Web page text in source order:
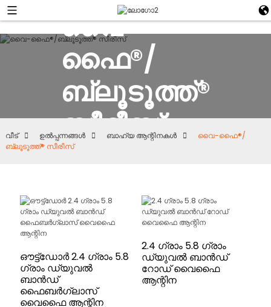
വൈ-
ഫൈ®/
ബ്ലൂടൂത്ത്®
സീരീസ്
വീട് ഉൽപ്പന്നങ്ങൾ ബാഹ്യ ആന്റിനകൾ
വൈ-ഫൈ®/
ബ്ലൂടൂത്ത്® സീരീസ്
ഔട്ട്‌ഡോർ 2.4 ഗ്രാം 5.8
ഗ്രാം ഡ്യുവൽ
ബാൻഡ്
ഫൈബർഗ്ലാസ്
വൈഫൈ ആന്റിന
2.4 ഗ്രാം 5.8 ഗ്രാം
ഡ്യുവൽ ബാൻഡ്
റോഡ് വൈഫൈ
ആന്റിന